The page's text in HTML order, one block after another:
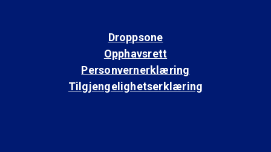
Droppsone
Opphavsrett
Personvernerklæring
Tilgjengelighetserklæring